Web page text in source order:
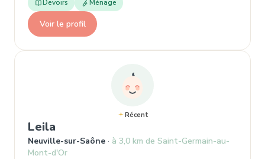
Devoirs
Ménage
Voir le profil
Récent
Leila
Neuville-sur-Saône
à 3,0 km de Saint-Germain-au-
Mont-d'Or